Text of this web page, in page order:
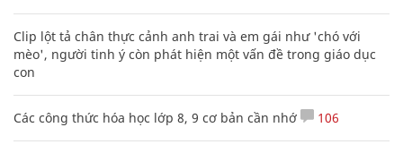
Clip lột tả chân thực cảnh anh trai và em gái như 'chó với
mèo', người tinh ý còn phát hiện một vấn đề trong giáo dục
con
Các công thức hóa học lớp 8, 9 cơ bản cần nhớ 106